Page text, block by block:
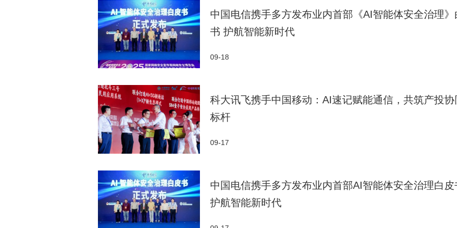
中国电信携手多方发布业内首部《AI智能体安全治理》
书 护航智能新时代
09-18
科大讯飞携手中国移动：AI速记赋能通信，共筑产投协
标杆
09-17
中国电信携手多方发布业内首部AI智能体安全治理白皮
护航智能新时代